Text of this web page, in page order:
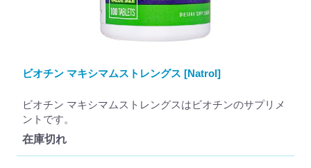
ビオチン マキシマムストレングス [Natrol]
ビオチン マキシマムストレングスはビオチンのサプリメ
ントです。
在庫切れ